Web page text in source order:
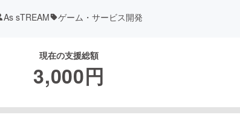
As sTREAM ゲーム・サービス開発
現在の支援総額
3,000円